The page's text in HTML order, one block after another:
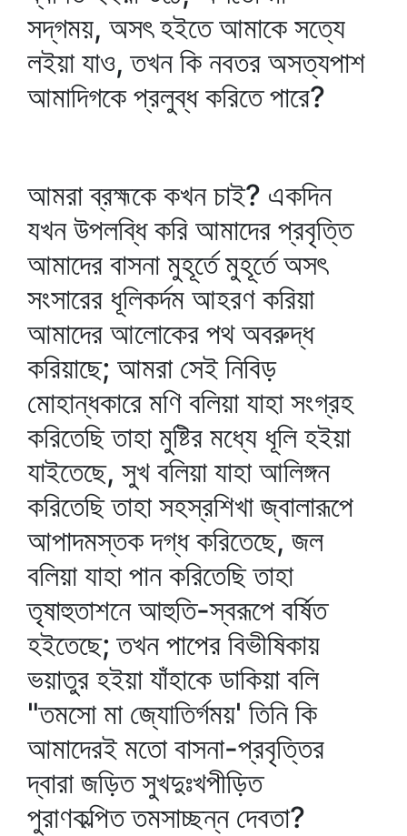
সদ্‌গময়, অসৎ হইতে আমাকে সত্যে
লইয়া যাও, তখন কি নবতর অসত্যপাশ
আমাদিগকে প্রলুব্ধ করিতে পারে?
আমরা ব্রহ্মকে কখন চাই? একদিন
যখন উপলব্ধি করি আমাদের প্রবৃত্তি
আমাদের বাসনা মুহূর্তে মুহূর্তে অসৎ
সংসারের ধূলিকর্দম আহরণ করিয়া
আমাদের আলোকের পথ অবরুদ্ধ
করিয়াছে; আমরা সেই নিবিড়
মোহান্ধকারে মণি বলিয়া যাহা সংগ্রহ
করিতেছি তাহা মুষ্টির মধ্যে ধূলি হইয়া
যাইতেছে, সুখ বলিয়া যাহা আলিঙ্গন
করিতেছি তাহা সহস্রশিখা জ্বালারূপে
আপাদমস্তক দগ্ধ করিতেছে, জল
বলিয়া যাহা পান করিতেছি তাহা
তৃষাহুতাশনে আহুতি-স্বরূপে বর্ষিত
হইতেছে; তখন পাপের বিভীষিকায়
ভয়াতুর হইয়া যাঁহাকে ডাকিয়া বলি
"তমসো মা জ্যোতির্গময়' তিনি কি
আমাদেরই মতো বাসনা-প্রবৃত্তির
দ্বারা জড়িত সুখদুঃখপীড়িত
পুরাণকল্পিত তমসাচ্ছন্ন দেবতা?